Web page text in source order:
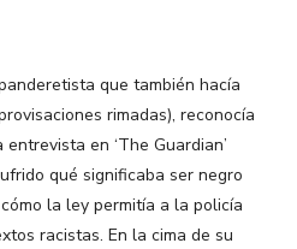
que también hacía
rimadas), reconocía
en ‘The Guardian’
qué significaba ser negro
la ley permitía a la policía
racistas. En la cima de su